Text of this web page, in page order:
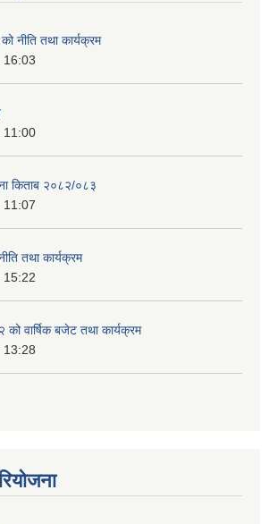
नीति तथा कार्यक्रम
16:03
11:00
किताब २०८२/०८३
11:07
तथा कार्यक्रम
15:22
वार्षिक बजेट तथा कार्यक्रम
13:28